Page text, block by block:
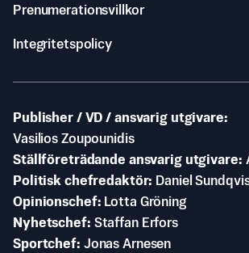
Prenumerationsvillkor
Integritetspolicy
Publisher / VD / ansvarig utgivare
Vasilios Zoupounidis
Ställföreträdande ansvarig utgivare
Politisk chefredaktör
Daniel
Opinionschef
Lotta Gröning
Nyhetschef Staffan Erfors
Sportchef Jonas Arnesen